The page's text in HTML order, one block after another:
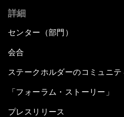
The Modern History of
The Collapse of
Radically Reinventing
詳細
センター（部門）
会合
ステークホルダーのコミュニテ
「フォーラム・ストーリー」
プレスリリース